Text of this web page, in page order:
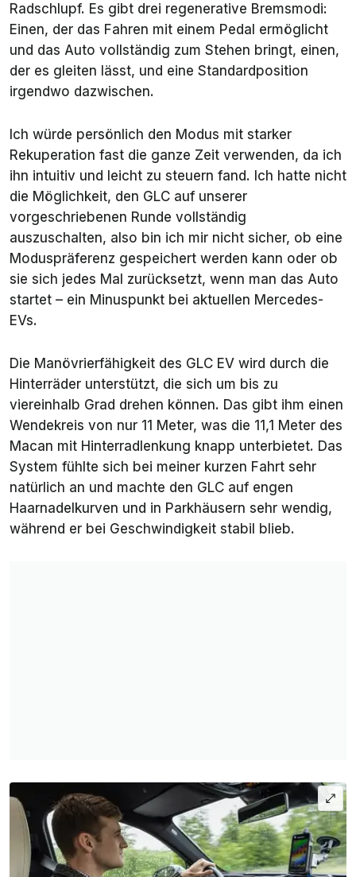
Radschlupf. Es gibt drei regenerative Bremsmodi:
Einen, der das Fahren mit einem Pedal ermöglicht
und das Auto vollständig zum Stehen bringt, einen,
der es gleiten lässt, und eine Standardposition
irgendwo dazwischen.
Ich würde persönlich den Modus mit starker
Rekuperation fast die ganze Zeit verwenden, da ich
ihn intuitiv und leicht zu steuern fand. Ich hatte nicht
die Möglichkeit, den GLC auf unserer
vorgeschriebenen Runde vollständig
auszuschalten, also bin ich mir nicht sicher, ob eine
Moduspräferenz gespeichert werden kann oder ob
sie sich jedes Mal zurücksetzt, wenn man das Auto
startet – ein Minuspunkt bei aktuellen Mercedes-
EVs.
Die Manövrierfähigkeit des GLC EV wird durch die
Hinterräder unterstützt, die sich um bis zu
viereinhalb Grad drehen können. Das gibt ihm einen
Wendekreis von nur 11 Meter, was die 11,1 Meter des
Macan mit Hinterradlenkung knapp unterbietet. Das
System fühlte sich bei meiner kurzen Fahrt sehr
natürlich an und machte den GLC auf engen
Haarnadelkurven und in Parkhäusern sehr wendig,
während er bei Geschwindigkeit stabil blieb.